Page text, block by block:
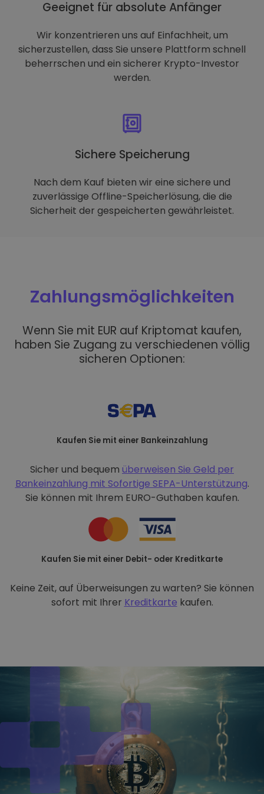
Geeignet für absolute Anfänger
Wir konzentrieren uns auf Einfachheit, um
sicherzustellen, dass Sie unsere Plattform schnell
beherrschen und ein sicherer Krypto-Investor
werden.
Sichere Speicherung
Nach dem Kauf bieten wir eine sichere und
zuverlässige Offline-Speicherlösung, die die
Sicherheit der gespeicherten gewährleistet.
Zahlungsmöglichkeiten
Wenn Sie mit EUR auf Kriptomat kaufen,
haben Sie Zugang zu verschiedenen völlig
sicheren Optionen:
Kaufen Sie mit einer Bankeinzahlung
Sicher und bequem überweisen Sie Geld per
Bankeinzahlung mit Sofortige SEPA-Unterstützung.
Sie können mit Ihrem EURO-Guthaben kaufen.
Kaufen Sie mit einer Debit- oder Kreditkarte
Keine Zeit, auf Überweisungen zu warten? Sie können
sofort mit Ihrer Kreditkarte kaufen.